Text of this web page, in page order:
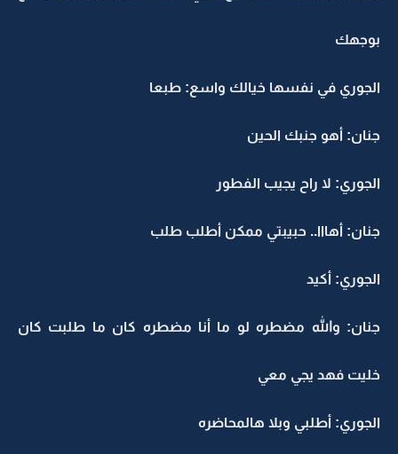
بوجهك
الجوري في نفسها خيالك واسع: طبعا
جنان: أهو جنبك الحين
الجوري: لا راح يجيب الفطور
جنان: أهااا.. حبيبتي ممكن أطلب طلب
الجوري: أكيد
جنان: والله مضطره لو ما أنا مضطره كان ما طلبت كان
خليت فهد يجي معي
الجوري: أطلبي وبلا هالمحاضره